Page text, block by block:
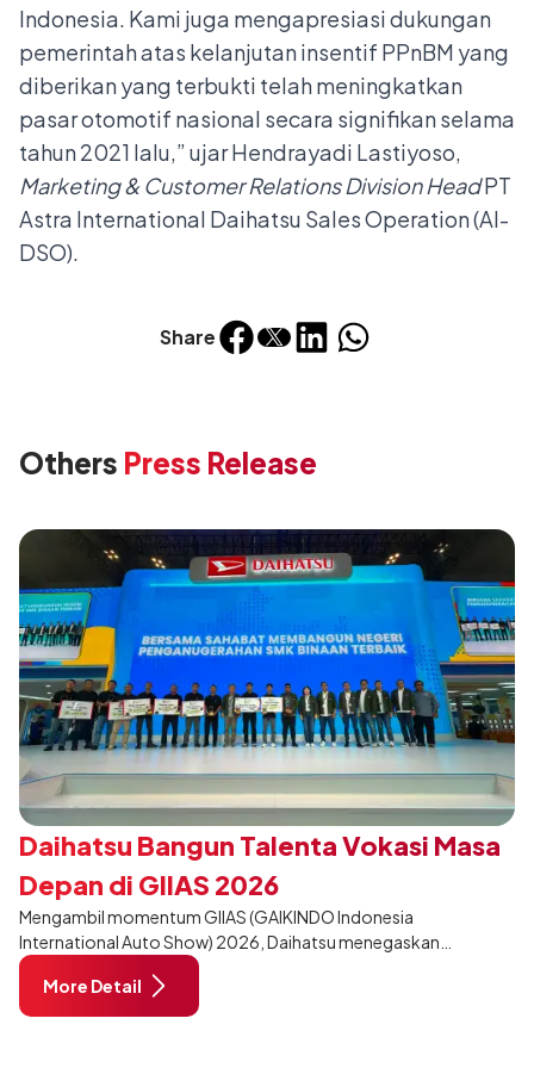
Share
Indonesia. Kami juga mengapresiasi dukungan
pemerintah atas kelanjutan insentif PPnBM yang
diberikan yang terbukti telah meningkatkan
pasar otomotif nasional secara signifikan selama
tahun 2021 lalu,” ujar Hendrayadi Lastiyoso,
Marketing & Customer Relations Division HeadPT
Astra International Daihatsu Sales Operation (AI-
DSO).
Others Press Release
Daihatsu Bangun Talenta Vokasi Masa
Depan di GIIAS 2026
Mengambil momentum GIIAS (GAIKINDO Indonesia
International Auto Show) 2026, Daihatsu menegaskan
komitmennya dalam meningkatkan kualitas SDM (Sumber Daya
Manusia) melalui pendidikan vokasi bertema “Bersama Sahabat
Membangun Negeri”. Komitmen ini diwujudkan melalui ajang
More Detail